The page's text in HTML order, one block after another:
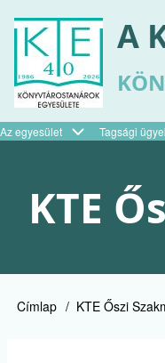
tartalomra
A
Felső
Az egyesület Tagsági
KTE
Morzsa
Címlap KTE Őszi